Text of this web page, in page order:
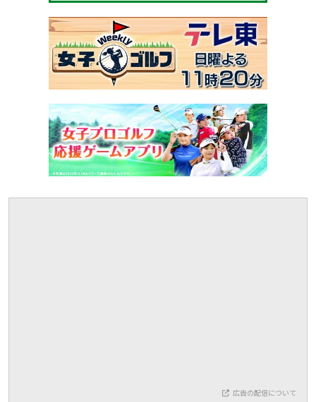
広告の配信について